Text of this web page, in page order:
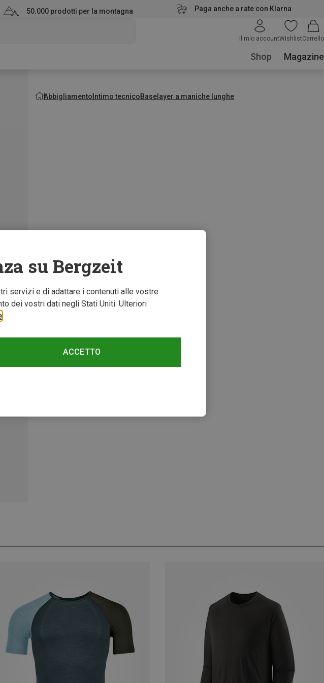
50.000 prodotti per la montagna Paga anche a rate con Klarna
Il mio accountWishlistCarrello
Shop Magazine
AbbigliamentoIntimo tecnicoBaselayer a maniche lunghe
su Bergzeit
servizi e di adattare i contenuti alle vostre
dei vostri dati negli Stati Uniti. Ulteriori
ACCETTO